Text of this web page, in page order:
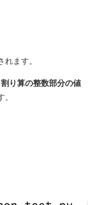
ます。
り算の整数部分の値